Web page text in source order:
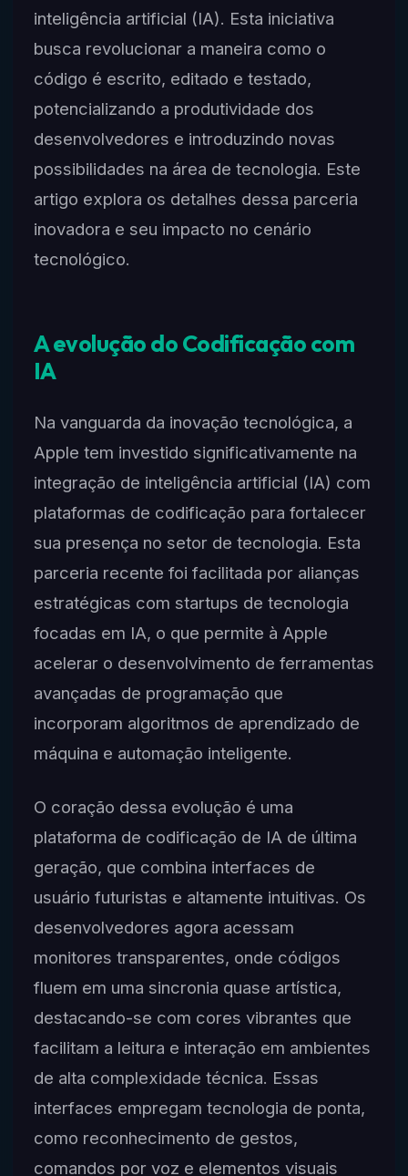
inteligência artificial (IA). Esta iniciativa
busca revolucionar a maneira como o
código é escrito, editado e testado,
potencializando a produtividade dos
desenvolvedores e introduzindo novas
possibilidades na área de tecnologia. Este
artigo explora os detalhes dessa parceria
inovadora e seu impacto no cenário
tecnológico.
A evolução do Codificação com
IA
Na vanguarda da inovação tecnológica, a
Apple tem investido significativamente na
integração de inteligência artificial (IA) com
plataformas de codificação para fortalecer
sua presença no setor de tecnologia. Esta
parceria recente foi facilitada por alianças
estratégicas com startups de tecnologia
focadas em IA, o que permite à Apple
acelerar o desenvolvimento de ferramentas
avançadas de programação que
incorporam algoritmos de aprendizado de
máquina e automação inteligente.
O coração dessa evolução é uma
plataforma de codificação de IA de última
geração, que combina interfaces de
usuário futuristas e altamente intuitivas. Os
desenvolvedores agora acessam
monitores transparentes, onde códigos
fluem em uma sincronia quase artística,
destacando-se com cores vibrantes que
facilitam a leitura e interação em ambientes
de alta complexidade técnica. Essas
interfaces empregam tecnologia de ponta,
como reconhecimento de gestos,
comandos por voz e elementos visuais